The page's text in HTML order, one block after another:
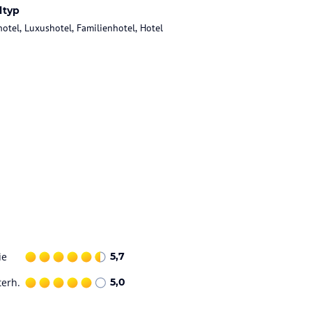
Luxushotel, Familienhotel, Hotel
5,7
5,0